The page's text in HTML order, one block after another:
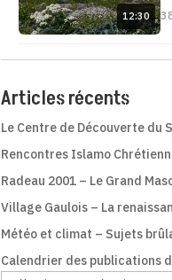
12:30
Articles récents
Le Centre de Découverte du
Rencontres Islamo
Radeau 2001 – Le Grand
Village Gaulois – La
Météo et climat – Sujets
Calendrier des publications